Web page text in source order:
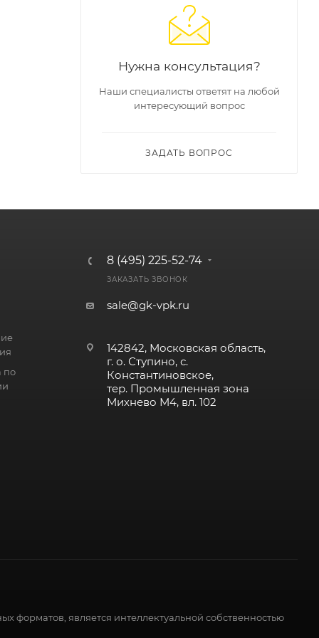
Нужна консультация?
Наши специалисты ответят на любой
интересующий вопрос
ЗАДАТЬ ВОПРОС
по
8 (495) 225-52-74
ЗАКАЗАТЬ ЗВОНОК
sale@gk-vpk.ru
142842, Московская область,
г. о. Ступино, с.
Константиновское,
тер. Промышленная зона
Михнево М4, вл. 102
является интеллектуальной собственностью